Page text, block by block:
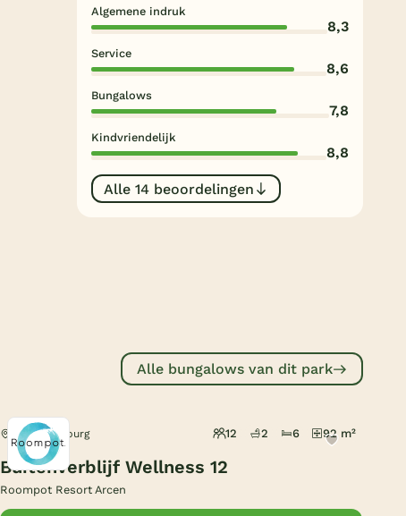
Vakantieparken
Subtropisch zwembad
Overdekt zwembad
Indoor speeltuin
Alle populaire faciliteiten
Limburg
Duitsland
België
Algemene indruk
8,3
Service
8,6
Bungalows
7,8
Kindvriendelijk
8,8
Alle 14 beoordelingen
Alle bungalows van dit park
Arcen, Limburg 12 2 6 92 m²
Buitenverblijf Wellness 12
Roompot Resort Arcen